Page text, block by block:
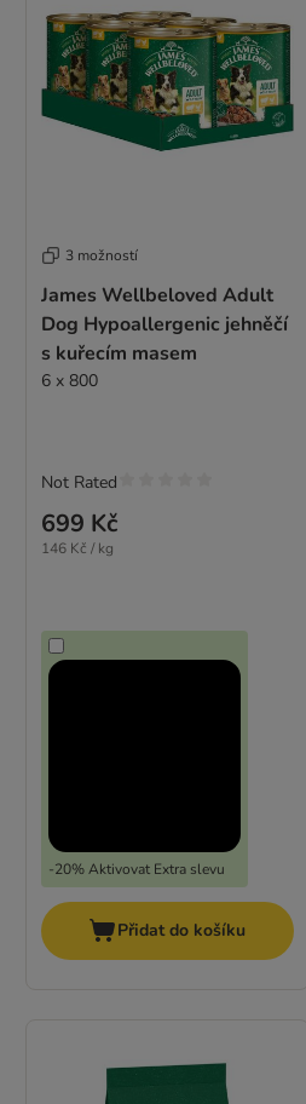
3 možností
James Wellbeloved Adult
Dog Hypoallergenic jehněčí
s kuřecím masem
6 x 800
699 Kč
146 Kč / kg
-20% Aktivovat Extra slevu
Not Rated
Přidat do košíku